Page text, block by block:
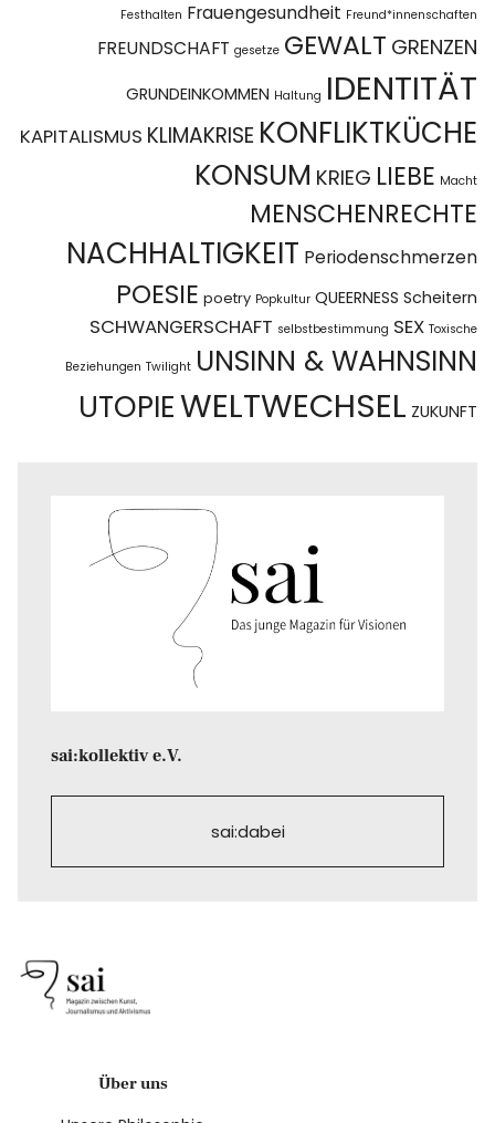
Festhalten Frauengesundheit Freund*innenschaften
FREUNDSCHAFT gesetze GEWALT GRENZEN
GRUNDEINKOMMEN Haltung IDENTITÄT
KAPITALISMUS KLIMAKRISE KONFLIKTKÜCHE
KONSUM KRIEG LIEBE Macht
MENSCHENRECHTE
NACHHALTIGKEIT Periodenschmerzen
POESIE poetry Popkultur QUEERNESS Scheitern
SCHWANGERSCHAFT selbstbestimmung SEX Toxische
Beziehungen Twilight UNSINN & WAHNSINN
UTOPIEWELTWECHSEL ZUKUNFT
sai:kollektiv e.V.
sai:dabei
Über uns